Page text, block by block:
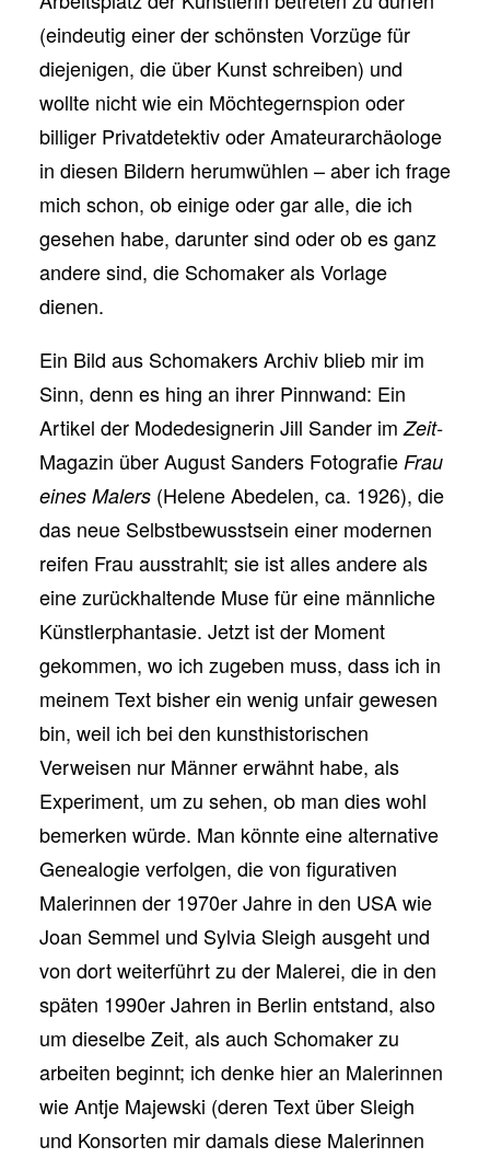
(eindeutig einer der schönsten Vorzüge für
diejenigen, die über Kunst schreiben) und
wollte nicht wie ein Möchtegernspion oder
billiger Privatdetektiv oder Amateurarchäologe
in diesen Bildern herumwühlen – aber ich frage
mich schon, ob einige oder gar alle, die ich
gesehen habe, darunter sind oder ob es ganz
andere sind, die Schomaker als Vorlage
dienen.
Ein Bild aus Schomakers Archiv blieb mir im
Sinn, denn es hing an ihrer Pinnwand: Ein
Artikel der Modedesignerin Jill Sander im Zeit-
Magazin über August Sanders Fotografie Frau
eines Malers (Helene Abedelen, ca. 1926), die
das neue Selbstbewusstsein einer modernen
reifen Frau ausstrahlt; sie ist alles andere als
eine zurückhaltende Muse für eine männliche
Künstlerphantasie. Jetzt ist der Moment
gekommen, wo ich zugeben muss, dass ich in
meinem Text bisher ein wenig unfair gewesen
bin, weil ich bei den kunsthistorischen
Verweisen nur Männer erwähnt habe, als
Experiment, um zu sehen, ob man dies wohl
bemerken würde. Man könnte eine alternative
Genealogie verfolgen, die von figurativen
Malerinnen der 1970er Jahre in den USA wie
Joan Semmel und Sylvia Sleigh ausgeht und
von dort weiterführt zu der Malerei, die in den
späten 1990er Jahren in Berlin entstand, also
um dieselbe Zeit, als auch Schomaker zu
arbeiten beginnt; ich denke hier an Malerinnen
wie Antje Majewski (deren Text über Sleigh
und Konsorten mir damals diese Malerinnen